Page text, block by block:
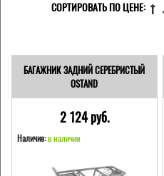
СОРТИРОВАТЬ ПО ЦЕНЕ:
БАГАЖНИК ЗАДНИЙ СЕРЕБРИСТЫЙ
OSTAND
2 124 pуб.
Наличие:в наличии